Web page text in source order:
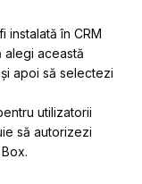
instalată în CRM
alegi această
și apoi să selectezi
utilizatorii
să autorizezi